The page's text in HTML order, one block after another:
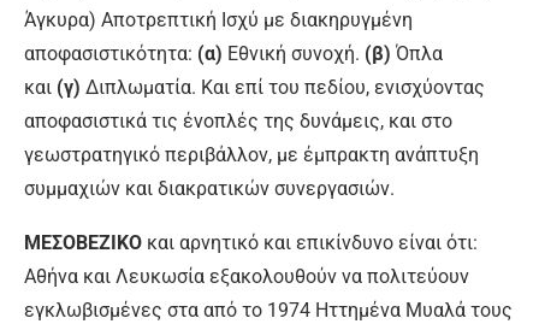
Άγκυρα) Αποτρεπτική Ισχύ με διακηρυγμένη
αποφασιστικότητα: (α) Εθνική συνοχή. (β) Όπλα
και (γ) Διπλωματία. Και επί του πεδίου, ενισχύοντας
αποφασιστικά τις ένοπλές της δυνάμεις, και στο
γεωστρατηγικό περιβάλλον, με έμπρακτη ανάπτυξη
συμμαχιών και διακρατικών συνεργασιών.
ΜΕΣΟΒΕΖΙΚΟ και αρνητικό και επικίνδυνο είναι ότι:
Αθήνα και Λευκωσία εξακολουθούν να πολιτεύουν
εγκλωβισμένες στα από το 1974 Ηττημένα Μυαλά τους